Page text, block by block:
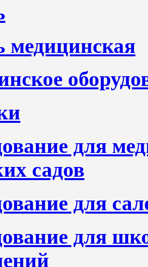
медицинская
для
садов
для
для